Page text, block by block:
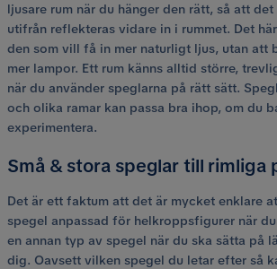
ljusare rum när du hänger den rätt, så att
utifrån reflekteras vidare in i rummet. Det
den som vill få in mer naturligt ljus, utan att
mer lampor. Ett rum känns alltid större,
när du använder speglarna på rätt sätt.
och olika ramar kan passa bra ihop, om du
experimentera.
Små & stora speglar till rimliga
Det är ett faktum att det är mycket enklare
spegel anpassad för helkroppsfigurer när
en annan typ av spegel när du ska sätta på
dig. Oavsett vilken spegel du letar efter så